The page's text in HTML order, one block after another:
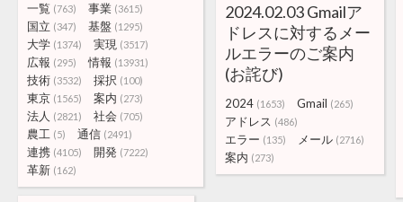
一覧 (763) 事業 (3615)
国立 (347) 基盤 (1295)
大学 (1374) 実現 (3517)
広報 (295) 情報 (13931)
技術 (3532) 採択 (100)
東京 (1565) 案内 (273)
法人 (2821) 社会 (705)
農工 (5) 通信 (2491)
連携 (4105) 開発 (7222)
革新 (162)
2024.02.03 Gmailア
ドレスに対するメー
ルエラーのご案内
(お詫び)
2024 (1653) Gmail (265)
アドレス (486)
エラー (135) メール (2716)
案内 (273)